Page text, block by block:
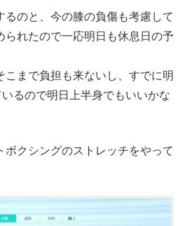
るのと、今の膝の負傷も考慮して
られたので一応明日も休息日の予
こまで負担も来ないし、すでに明
るので明日上半身でもいいかな
ボクシングのストレッチをやって